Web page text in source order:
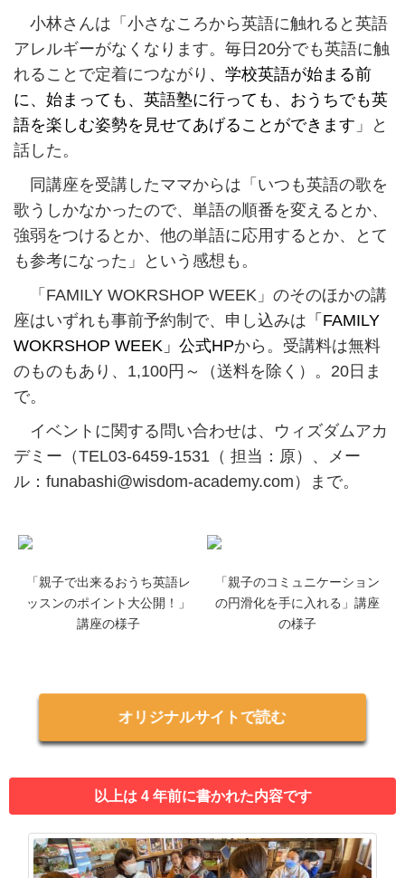
小林さんは「小さなころから英語に触れると英語
アレルギーがなくなります。毎日20分でも英語に触
れることで定着につながり 、学校英語が始まる前
に、始まっても、英語塾に行っても、おうちでも英
語を楽しむ姿勢を見せてあげることができます 」と
話した。
同講座を受講したママからは「いつも英語の歌を
歌うしかなかったので、単語の順番を変えるとか、
強弱をつけるとか、他の単語に応用するとか、とて
も参考になった」という感想も。
「FAMILY WOKRSHOP WEEK」のそのほかの講
座はいずれも事前予約制で、申し込みは 「FAMILY
WOKRSHOP WEEK」公式HPから。受講料は無料
のものもあり、1,100円～（送料を除く）。20日ま
で。
イベントに関する問い合わせは、ウィズダムアカ
デミー（TEL03-6459-1531（ 担当：原）、メー
ル：funabashi@wisdom-academy.com）まで。
「親子で出来るおうち英語レ
ッスンのポイント大公開！」
講座の様子
「親子のコミュニケーション
の円滑化を手に入れる」講座
の様子
オリジナルサイトで読む
以上は 4 年前に書かれた内容です